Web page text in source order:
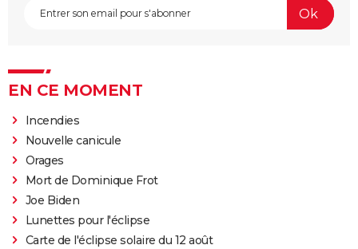
EN CE MOMENT
Incendies
Nouvelle canicule
Orages
Mort de Dominique Frot
Joe Biden
Lunettes pour l'éclipse
Carte de l'éclipse solaire du 12 août